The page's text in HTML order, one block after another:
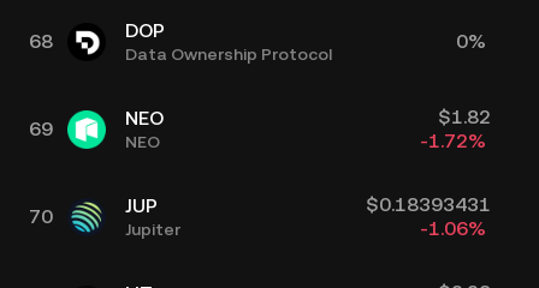
68 DOP
Data Ownership Protocol
0%
69 NEO
NEO
$1.82
-1.72%
70 JUP
Jupiter
$0.18393431
-1.06%